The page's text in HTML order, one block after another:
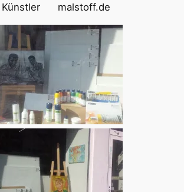
Künstler malstoff.de